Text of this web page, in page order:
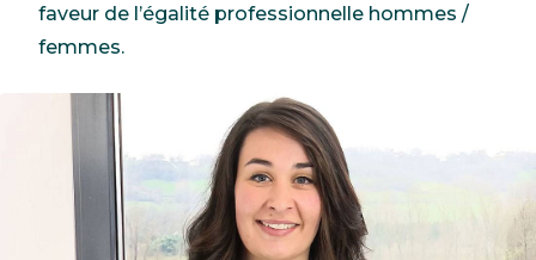
faveur de l’égalité professionnelle hommes /
femmes.